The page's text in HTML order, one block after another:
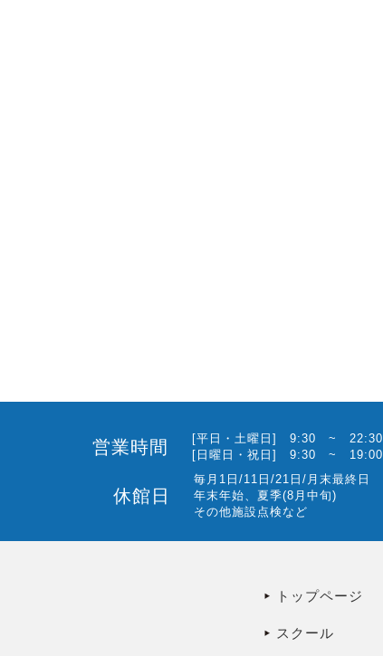
営業時間
[平日・土曜日] 9:30 ~ 22:30
[日曜日・祝日] 9:30 ~ 19:00
休館日
毎月1日/11日/21日/月末最終日
年末年始、夏季(8月中旬)
その他施設点検など
トップページ
スクール